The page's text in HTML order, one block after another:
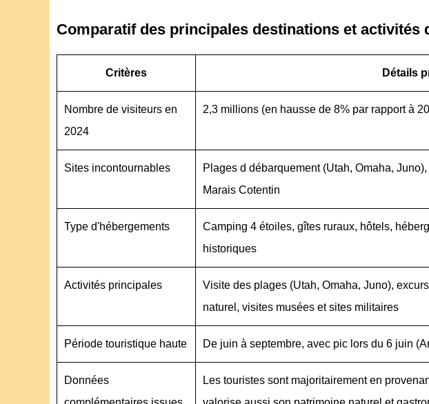
Comparatif des principales destinations et activités
Critères Détails
Nombre de visiteurs en
2024
2,3 millions (en hausse de 8% par rapport à
Sites incontournables
Plages d débarquement (Utah, Omaha,
Marais Cotentin
Type d'hébergements
Camping 4 étoiles, gîtes ruraux, hôtels,
historiques
Activités principales
Visite des plages (Utah, Omaha, Juno),
naturel, visites musées et sites militaires
Période touristique haute De juin à septembre, avec pic lors du 6 juin
Données
Les touristes sont majoritairement en